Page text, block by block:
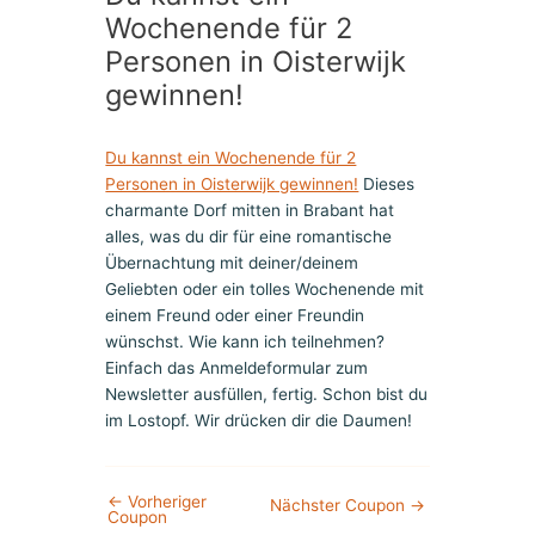
Wochenende für 2
Personen in Oisterwijk
gewinnen!
Du kannst ein Wochenende für 2
Personen in Oisterwijk gewinnen! Dieses
charmante Dorf mitten in Brabant hat
alles, was du dir für eine romantische
Übernachtung mit deiner/deinem
Geliebten oder ein tolles Wochenende mit
einem Freund oder einer Freundin
wünschst. Wie kann ich teilnehmen?
Einfach das Anmeldeformular zum
Newsletter ausfüllen, fertig. Schon bist du
im Lostopf. Wir drücken dir die Daumen!
← Vorheriger
Coupon
Nächster Coupon →